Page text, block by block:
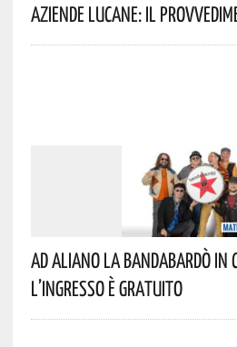
Aziende Lucane: Il
Ad Aliano La Bandabardò In
L’ingresso È Gratuito